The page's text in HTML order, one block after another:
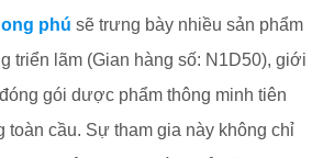
phú sẽ trưng bày nhiều sản phẩm
triển lãm (Gian hàng số: N1D50), giới
gói dược phẩm thông minh tiên
toàn cầu. Sự tham gia này không chỉ